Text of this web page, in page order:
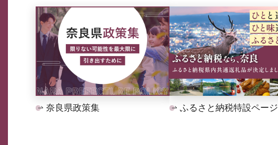
奈良県政策集 ふるさと納税特設ページ